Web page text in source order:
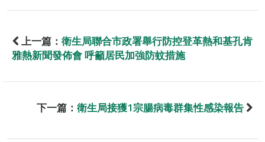
上一篇： 衛生局聯合市政署舉行防控登革熱和基孔肯
雅熱新聞發佈會 呼籲居民加強防蚊措施
下一篇： 衛生局接獲1宗腸病毒群集性感染報告